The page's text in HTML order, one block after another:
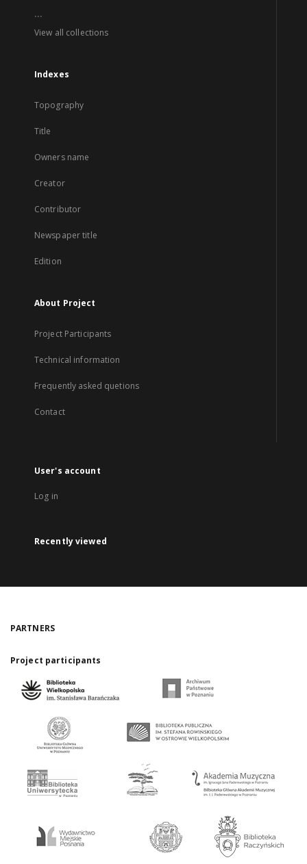
...
View all collections
Indexes
Topography
Title
Owners name
Creator
Contributor
Newspaper title
Edition
About Project
Project Participants
Technical information
Frequently asked quetions
Contact
User's account
Log in
Recently viewed
PARTNERS
Project participants